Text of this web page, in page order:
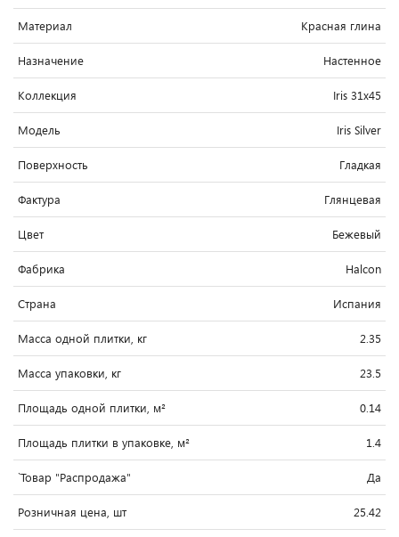
Материал Красная глина
Назначение Настенное
Коллекция Iris 31x45
Модель Iris Silver
Поверхность Гладкая
Фактура Глянцевая
Цвет Бежевый
Фабрика Halcon
Страна Испания
Масса одной плитки, кг 2.35
Масса упаковки, кг 23.5
Площадь одной плитки, м² 0.14
Площадь плитки в упаковке, м² 1.4
`Товар "Распродажа" Да
Розничная цена, шт 25.42